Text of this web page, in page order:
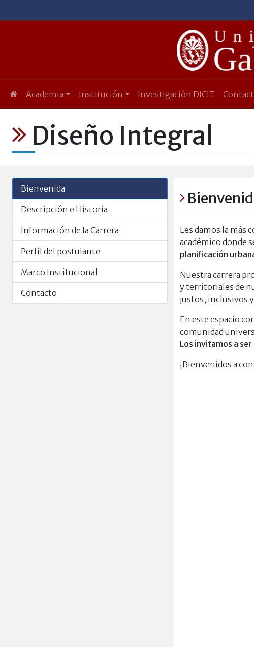
Academia Institución Investigación DICIT
Diseño Integral
Bienvenida
Descripción e Historia
Información de la Carrera
Perfil del postulante
Marco Institucional
Contacto
Les damos la más
académico donde
planificación
Nuestra carrera
y territoriales de
justos, inclusivos
En este espacio
comunidad
Los invitamos a
¡Bienvenidos a